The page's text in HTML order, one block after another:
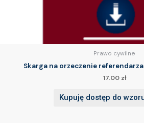
Prawo cywilne
Skarga na orzeczenie
17.00 zł
Kupuję dostęp do